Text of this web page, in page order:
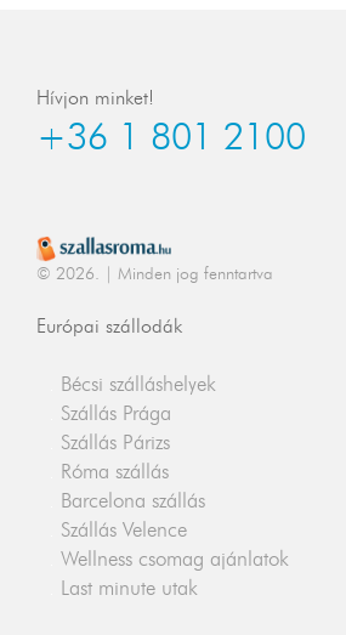
Hívjon minket!
+36 1 801 2100
© 2026. | Minden jog fenntartva
Európai szállodák
Bécsi szálláshelyek
Szállás Prága
Szállás Párizs
Róma szállás
Barcelona szállás
Szállás Velence
Wellness csomag ajánlatok
Last minute utak